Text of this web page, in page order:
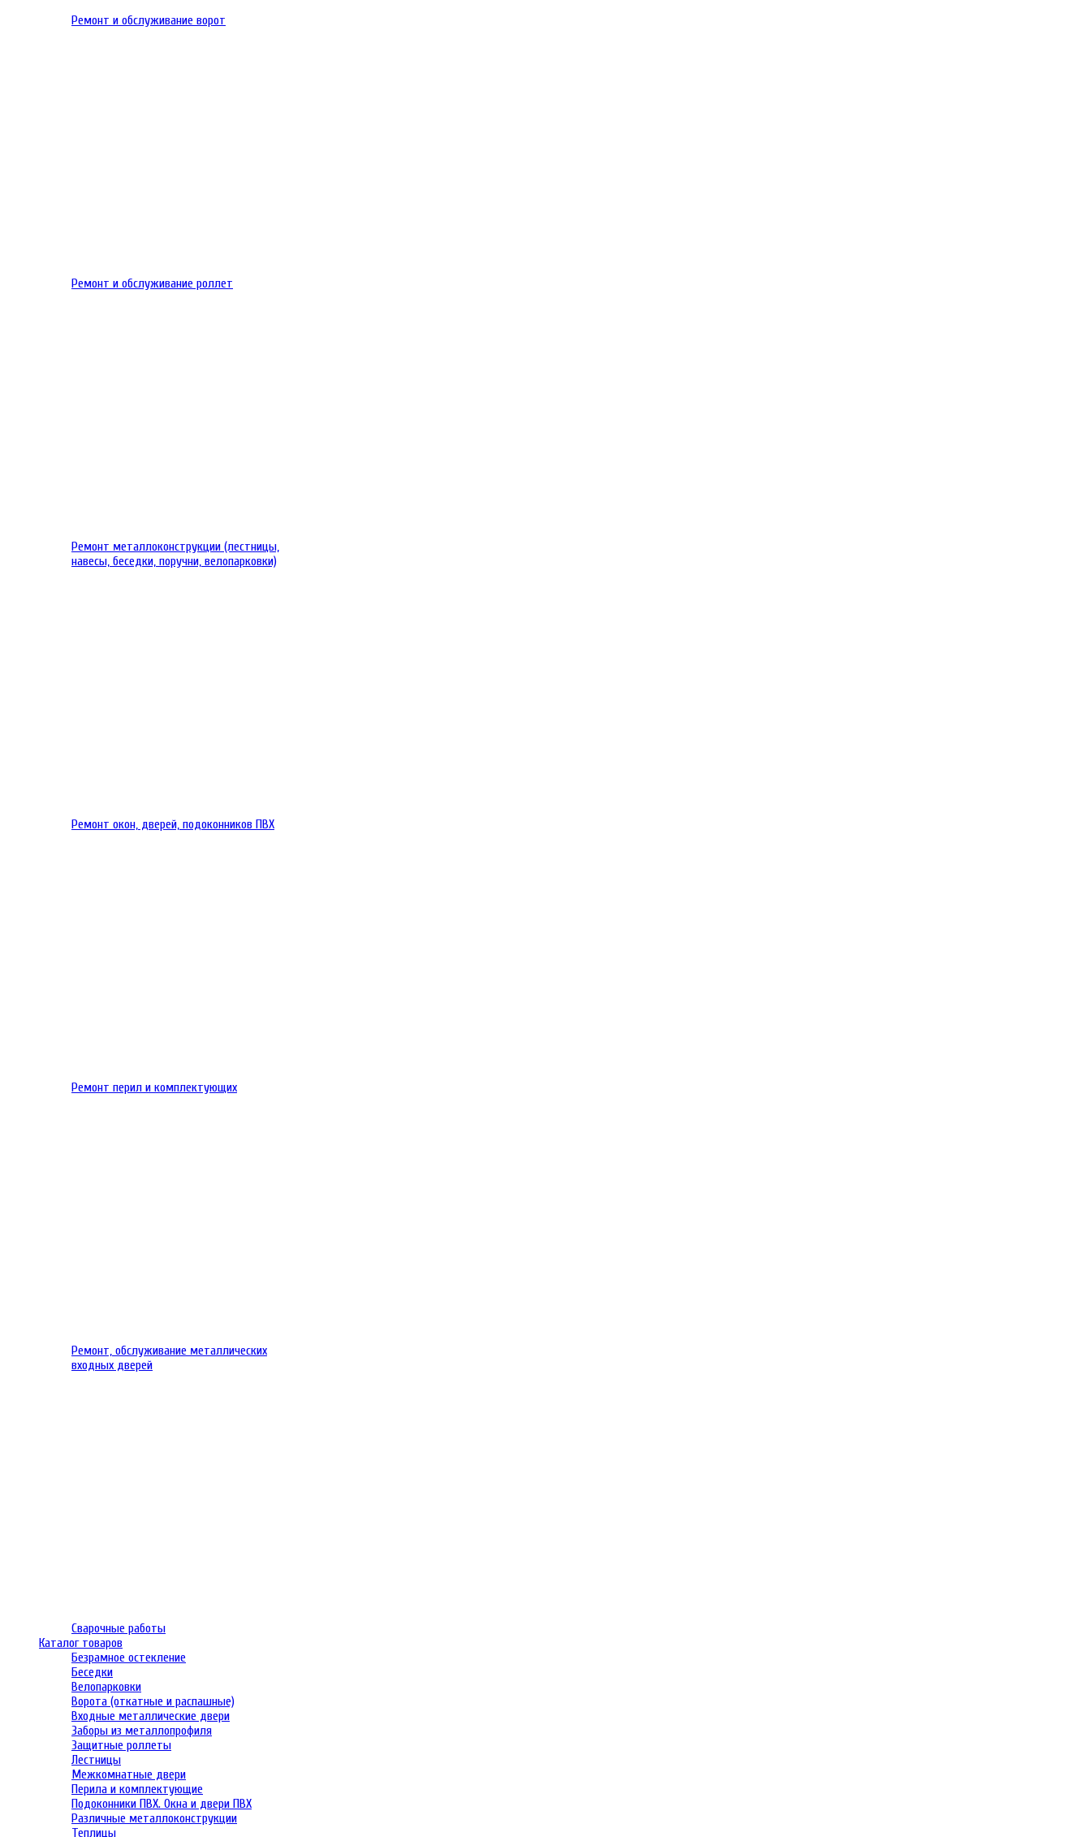
Ремонт и обслуживание ворот
Ремонт и обслуживание роллет
Ремонт металлоконструкции (лестницы,
навесы, беседки, поручни, велопарковки)
Ремонт окон, дверей, подоконников ПВХ
Ремонт перил и комплектующих
Ремонт, обслуживание металлических
входных дверей
Сварочные работы
Каталог товаров
Безрамное остекление
Беседки
Велопарковки
Ворота (откатные и распашные)
Входные металлические двери
Заборы из металлопрофиля
Защитные роллеты
Лестницы
Межкомнатные двери
Перила и комплектующие
Подоконники ПВХ. Окна и двери ПВХ
Различные металлоконструкции
Теплицы